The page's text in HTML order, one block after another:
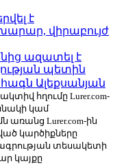
է
վիրաբույժ
ազատել է
պետին
Ալեքսանյան
հղումը Lurer.com-
կամ
Lurer.com-ին
կարծիքները
տեսակետի
կայքը